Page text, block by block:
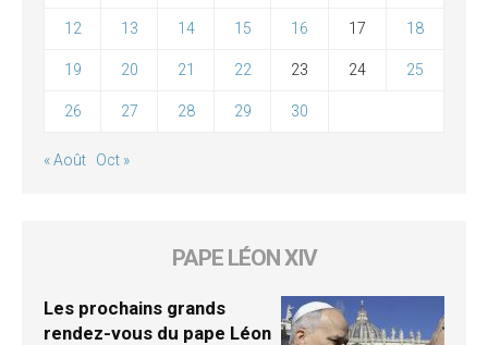
12 13 14 15 16 17 18
19 20 21 22 23 24 25
26 27 28 29 30
« Août Oct »
PAPE LÉON XIV
Les prochains grands
rendez-vous du pape Léon